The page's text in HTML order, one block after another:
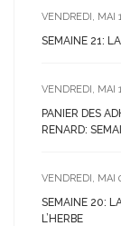
VENDREDI, MAI
SEMAINE 21:
VENDREDI, MAI
PANIER DES
RENARD:
VENDREDI, MAI
SEMAINE 20:
L’HERBE